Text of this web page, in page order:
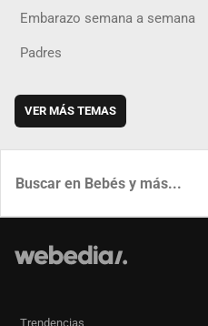
Embarazo semana a semana
Padres
VER MÁS TEMAS
Trendencias